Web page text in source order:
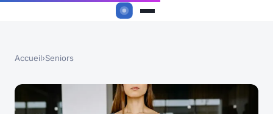
Accueil›Seniors